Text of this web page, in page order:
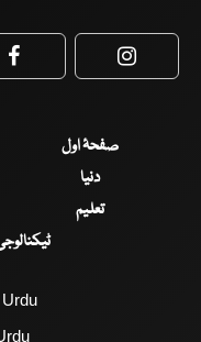
Facebook
صفحۂ اول
دنیا
تعلیم